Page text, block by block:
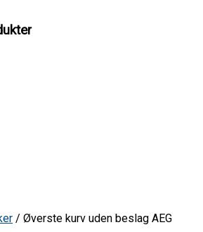
/ Øverste kurv uden beslag AEG